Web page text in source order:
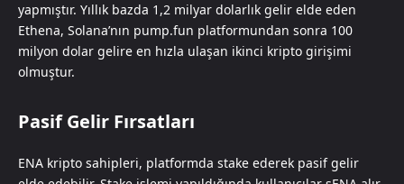
yapmıştır. Yıllık bazda 1,2 milyar dolarlık gelir elde eden
Ethena, Solana’nın pump.fun platformundan sonra 100
milyon dolar gelire en hızla ulaşan ikinci kripto girişimi
olmuştur.
Pasif Gelir Fırsatları
ENA kripto sahipleri, platformda stake ederek pasif gelir